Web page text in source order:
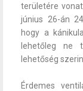
területére
június 26-án
hogy a
lehetőleg ne
lehetőség
Érdemes